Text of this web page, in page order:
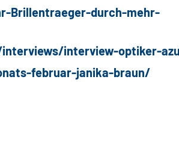
Brillentraeger-durch-mehr-
interview-optiker-
februar-janika-braun/